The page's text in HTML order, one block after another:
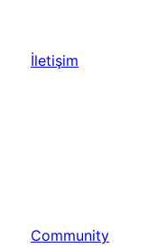
İletişim
Community